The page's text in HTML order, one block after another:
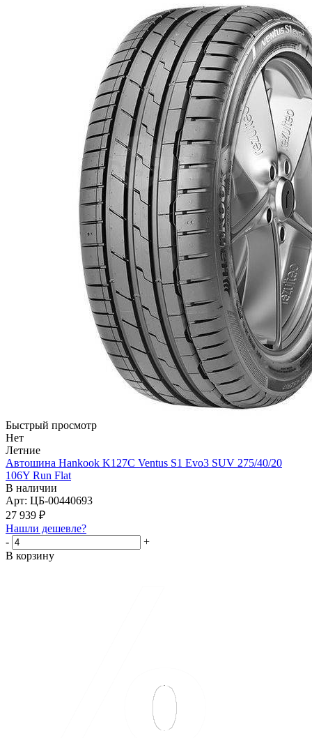
Быстрый просмотр
Нет
Летние
Автошина Hankook K127C Ventus S1 Evo3 SUV 275/40/20
106Y Run Flat
В наличии
Арт: ЦБ-00440693
27 939 ₽
Нашли дешевле?
-
+
В корзину